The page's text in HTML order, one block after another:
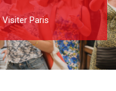
Visiter Paris